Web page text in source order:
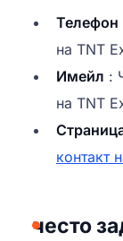
Телефон
на TNT
Имейл :
на TNT
контакт
често